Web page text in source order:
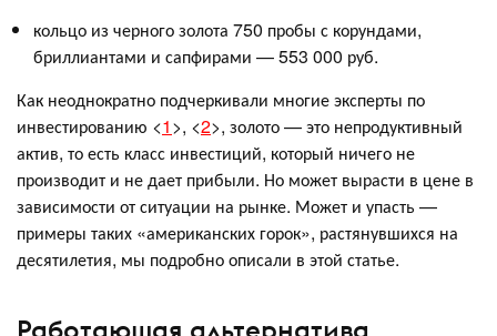
кольцо из черного золота 750 пробы с корундами,
бриллиантами и сапфирами — 553 000 руб.
Как неоднократно подчеркивали многие эксперты по
инвестированию <1>, <2>, золото — это непродуктивный
актив, то есть класс инвестиций, который ничего не
производит и не дает прибыли. Но может вырасти в цене в
зависимости от ситуации на рынке. Может и упасть —
примеры таких «американских горок», растянувшихся на
десятилетия, мы подробно описали в этой статье.